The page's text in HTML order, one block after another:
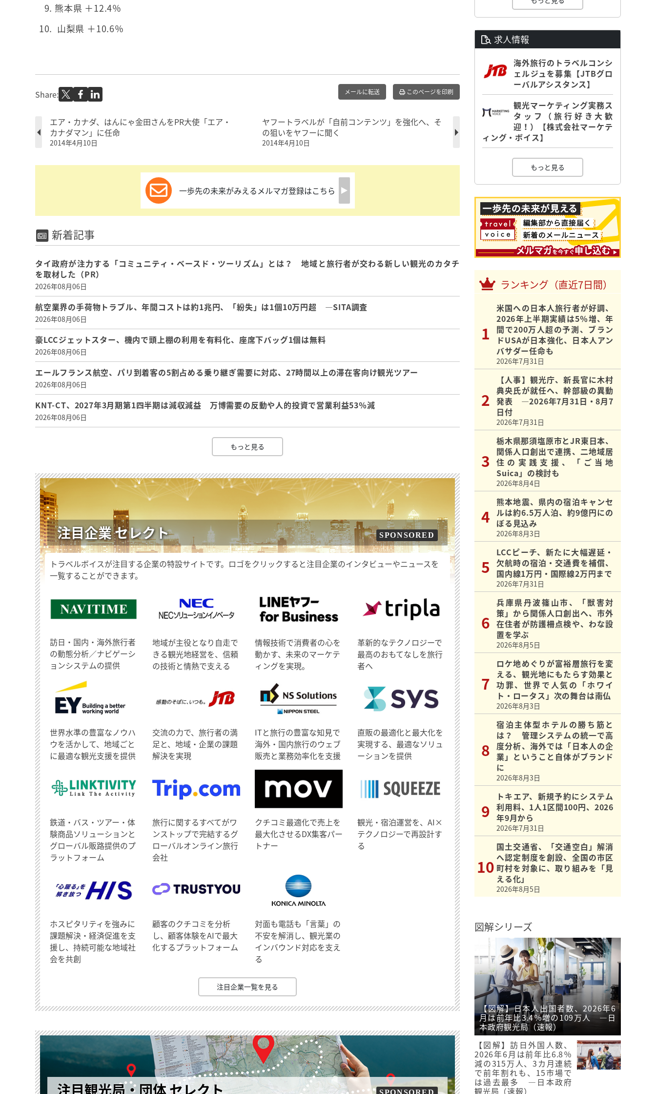
熊本県 ＋12.4％
山梨県 ＋10.6％
Share: メールに転送 このページを印刷
エア・カナダ、はんにゃ金田さんをPR大使「エア・
カナダマン」に任命
2014年4月10日
ヤフートラベルが「自前コンテンツ」を強化へ、そ
の狙いをヤフーに聞く
2014年4月10日
一歩先の未来がみえるメルマガ登録はこちら
新着記事
タイ政府が注力する「コミュニティ・ベースド・ツーリズム」とは？ 地域と旅行者が交わる新しい観光のカタチ
を取材した（PR）
2026年08月06日
航空業界の手荷物トラブル、年間コストは約1兆円、「紛失」は1個10万円超 ―SITA調査
2026年08月06日
豪LCCジェットスター、機内で頭上棚の利用を有料化、座席下バッグ1個は無料
2026年08月06日
エールフランス航空、パリ到着客の5割占める乗り継ぎ需要に対応、27時間以上の滞在客向け観光ツアー
2026年08月06日
KNT-CT、2027年3月期第1四半期は減収減益 万博需要の反動や人的投資で営業利益53％減
2026年08月06日
もっと見る
注目企業 セレクト SPONSORED
トラベルボイスが注目する企業の特設サイトです。ロゴをクリックすると注目企業のインタビューやニュースを
一覧することができます。
訪日・国内・海外旅行者
の動態分析／ナビゲーシ
ョンシステムの提供
地域が主役となり自走で
きる観光地経営を、信頼
の技術と情熱で支える
情報技術で消費者の心を
動かす、未来のマーケテ
ィングを実現。
革新的なテクノロジーで
最高のおもてなしを旅行
者へ
世界水準の豊富なノウハ
ウを活かして、地域ごと
に最適な観光支援を提供
交流の力で、旅行者の満
足と、地域・企業の課題
解決を実現
ITと旅行の豊富な知見で
海外・国内旅行のウェブ
販売と業務効率化を支援
直販の最適化と最大化を
実現する、最適なソリュ
ーションを提供
鉄道・バス・ツアー・体
験商品ソリューションと
グローバル販路提供のプ
ラットフォーム
旅行に関するすべてがワ
ンストップで完結するグ
ローバルオンライン旅行
会社
クチコミ最適化で売上を
最大化させるDX集客パー
トナー
観光・宿泊運営を、AI×
テクノロジーで再設計す
る
ホスピタリティを強みに
課題解決・経済促進を支
援し、持続可能な地域社
会を共創
顧客のクチコミを分析
し、顧客体験をAIで最大
化するプラットフォーム
対面も電話も「言葉」の
不安を解消し、観光業の
インバウンド対応を支え
る
注目企業一覧を見る
注目観光局・団体 セレクト SPONSORED
求人情報
海外旅行のトラベルコンシ
ェルジュを募集【JTBグロ
ーバルアシスタンス】
観光マーケティング実務ス
タッフ（旅行好き大歓
迎！）【株式会社マーケテ
ィング・ボイス】
もっと見る
ランキング（直近7日間）
米国への日本人旅行者が好調、
2026年上半期実績は5％増、年
間で200万人超の予測、ブラン
ドUSAが日本強化、日本人アン
バサダー任命も
2026年7月31日
【人事】観光庁、新長官に木村
典央氏が就任へ、幹部級の異動
発表 ―2026年7月31日・8月7
日付
2026年7月31日
栃木県那須塩原市とJR東日本、
関係人口創出で連携、二地域居
住の実践支援、「ご当地
Suica」の検討も
2026年8月4日
熊本地震、県内の宿泊キャンセ
ルは約6.5万人泊、約9億円にの
ぼる見込み
2026年8月3日
LCCピーチ、新たに大幅遅延・
欠航時の宿泊・交通費を補償、
国内線1万円・国際線2万円まで
2026年7月31日
兵庫県丹波篠山市、「獣害対
策」から関係人口創出へ、市外
在住者が防護柵点検や、わな設
置を学ぶ
2026年8月5日
ロケ地めぐりが富裕層旅行を変
える、観光地にもたらす効果と
功罪、世界で人気の「ホワイ
ト・ロータス」次の舞台は南仏
2026年8月3日
宿泊主体型ホテルの勝ち筋と
は？ 管理システムの統一で高
度分析、海外では「日本人の企
業」ということ自体がブランド
に
2026年8月3日
トキエア、新規予約にシステム
利用料、1人1区間100円、2026
年9月から
2026年7月31日
国土交通省、「交通空白」解消
へ認定制度を創設、全国の市区
町村を対象に、取り組みを「見
える化」
2026年8月5日
図解シリーズ
【図解】日本人出国者数、2026年6
月は前年比3.4％増の109万人 ―日
本政府観光局（速報）
【図解】訪日外国人数、
2026年6月は前年比6.8％
減の315万人、3カ月連続
で前年割れも、15市場で
は過去最多 ―日本政府
観光局（速報）